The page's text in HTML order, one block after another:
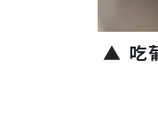
▲ 吃